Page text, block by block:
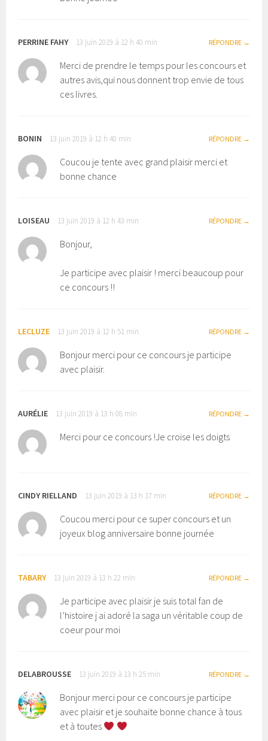
PERRINE FAHY 13 juin 2019 à 12 h 40 min RÉPONDRE
Merci de prendre le temps pour les concours et
autres avis,qui nous donnent trop envie de tous
ces livres.
BONIN 13 juin 2019 à 12 h 40 min RÉPONDRE
Coucou je tente avec grand plaisir merci et
bonne chance
LOISEAU 13 juin 2019 à 12 h 43 min RÉPONDRE
Bonjour,
Je participe avec plaisir ! merci beaucoup pour
ce concours !!
LECLUZE 13 juin 2019 à 12 h 51 min RÉPONDRE
Bonjour merci pour ce concours je participe
avec plaisir.
AURÉLIE 13 juin 2019 à 13 h 08 min RÉPONDRE
Merci pour ce concours !Je croise les doigts
CINDY RIELLAND 13 juin 2019 à 13 h 17 min RÉPONDRE
Coucou merci pour ce super concours et un
joyeux blog anniversaire bonne journée
TABARY 13 juin 2019 à 13 h 22 min RÉPONDRE
Je participe avec plaisir je suis total fan de
l’histoire j ai adoré la saga un véritable coup de
coeur pour moi
DELABROUSSE 13 juin 2019 à 13 h 25 min RÉPONDRE
Bonjour merci pour ce concours je participe
avec plaisir et je souhaite bonne chance à tous
et à toutes